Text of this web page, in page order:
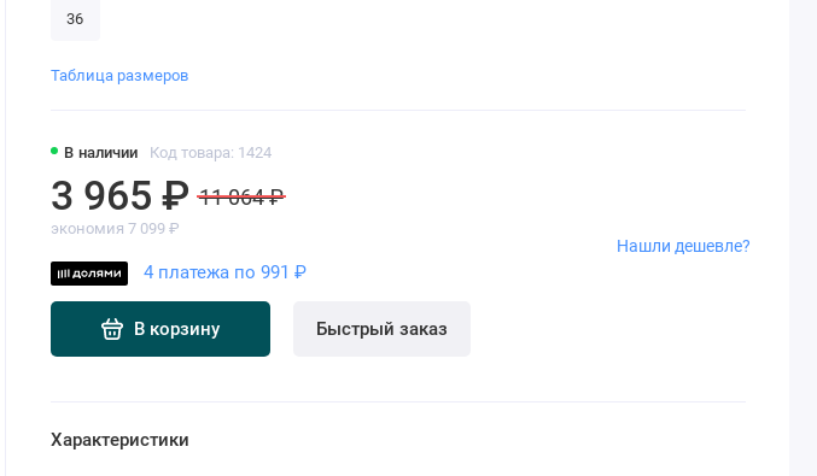
В наличии Код товара: 1424
3 965 ₽ 11 064 ₽
экономия 7 099 ₽
4 платежа по 991 ₽
В корзину Быстрый заказ
Нашли дешевле?
36
Таблица размеров
Характеристики